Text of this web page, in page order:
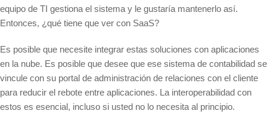
equipo de TI gestiona el sistema y le gustaría mantenerlo así.
Entonces, ¿qué tiene que ver con SaaS?
Es posible que necesite integrar estas soluciones con aplicaciones
en la nube. Es posible que desee que ese sistema de contabilidad se
vincule con su portal de administración de relaciones con el cliente
para reducir el rebote entre aplicaciones. La interoperabilidad con
estos es esencial, incluso si usted no lo necesita al principio.